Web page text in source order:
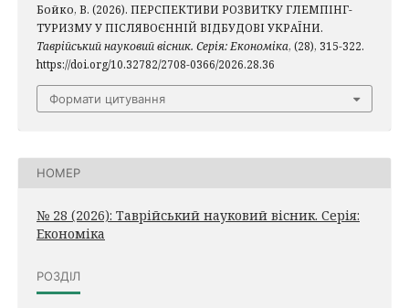
Бойко, В. (2026). ПЕРСПЕКТИВИ РОЗВИТКУ ГЛЕМПІНГ-
ТУРИЗМУ У ПІСЛЯВОЄННІЙ ВІДБУДОВІ УКРАЇНИ.
Таврійський науковий вісник. Серія: Економіка, (28), 315-322.
https://doi.org/10.32782/2708-0366/2026.28.36
Формати цитування
НОМЕР
№ 28 (2026): Таврійський науковий вісник. Серія:
Економіка
РОЗДІЛ